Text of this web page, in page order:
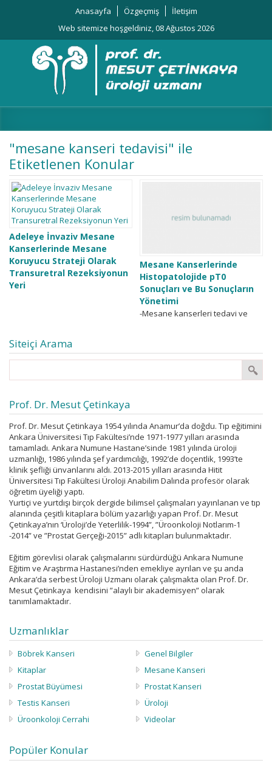
Anasayfa Özgeçmiş
İletişim
Web sitemize hoşgeldiniz, 08 Ağustos 2026
"mesane kanseri tedavisi" ile
Etiketlenen Konular
Adeleye İnvaziv Mesane
Kanserlerinde Mesane
Koruyucu Strateji Olarak
Transuretral Rezeksiyonun
Yeri
oluştururlar. Adeleye invaziv
metastatik olmayan...
Mesane Kanserlerinde
Histopatolojide pT0
Sonuçları ve Bu Sonuçların
Yönetimi
-Mesane kanserleri tedavi ve
iki gurupta ele alınırlar....
Siteiçi Arama
Prof. Dr. Mesut Çetinkaya
Prof. Dr. Mesut Çetinkaya 1954 yılında Anamur’da doğdu. Tıp eğitimini
Ankara Üniversitesi Tıp Fakültesi’nde 1971-1977 yılları arasında
tamamladı. Ankara Numune Hastane’sinde 1981 yılında üroloji
uzmanlığı, 1986 yılında şef yardımcılığı, 1992’de doçentlik, 1993’te
klinik şefliği ünvanlarını aldı. 2013-2015 yılları arasında Hitit
Üniversitesi Tıp Fakültesi Üroloji Anabilim Dalında profesör olarak
öğretim üyeliği yaptı.
Yurtiçi ve yurtdışı birçok dergide bilimsel çalışmaları yayınlanan ve tıp
alanında çeşitli kitaplara bölüm yazarlığı yapan Prof. Dr. Mesut
Çetinkaya’nın ‘Üroloji’de Yeterlilik-1994”, ”Üroonkoloji Notlarım-1
-2014” ve ”Prostat Gerçeği-2015” adlı kitapları bulunmaktadır.
Eğitim görevlisi olarak çalışmalarını sürdürdüğü Ankara Numune
Eğitim ve Araştırma Hastanesi’nden emekliye ayrılan ve şu anda
Ankara’da serbest Üroloji Uzmanı olarak çalışmakta olan Prof. Dr.
Mesut Çetinkaya kendisini ”alaylı bir akademisyen” olarak
tanımlamaktadır.
Uzmanlıklar
Böbrek Kanseri
Genel Bilgiler
Kitaplar
Mesane Kanseri
Prostat Büyümesi
Prostat Kanseri
Testis Kanseri
Üroloji
Üroonkoloji Cerrahi
Videolar
Popüler Konular